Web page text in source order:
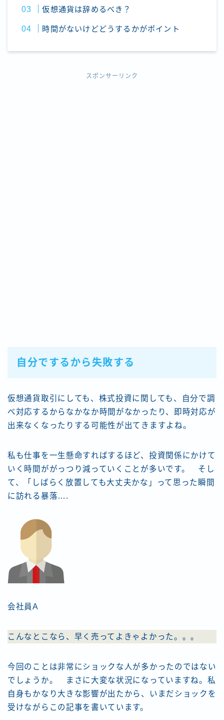
仮想通貨は辞めるべき？
時間がないけどどうするかがポイント
スポンサーリンク
自分でするから失敗する
仮想通貨取引にしても、株式投資に関しても、自分で調
べ対応するからなかなか時間がなかったり、即時対応が
出来なくなったりする可能性が出てきますよね。
私も仕事を一生懸命すればするほど、投資関係にかけて
いく時間ががっつり減っていくことが多いです。 そし
て、「しばらく放置しても大丈夫かな」って思った瞬間
に訪れる暴落….
会社員A
こんなとこなら、早く売ってよきゃよかった。。。
今回のことは非常にショックな人が多かったのではない
でしょうか。 まさに大変な状況になっていますね。私
自身もかなり大きな影響が出たから、いまだショックを
受けながらこの記事を書いています。